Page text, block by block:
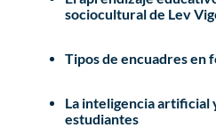
sociocultural de Lev
Tipos de encuadres en
La inteligencia artificial
estudiantes